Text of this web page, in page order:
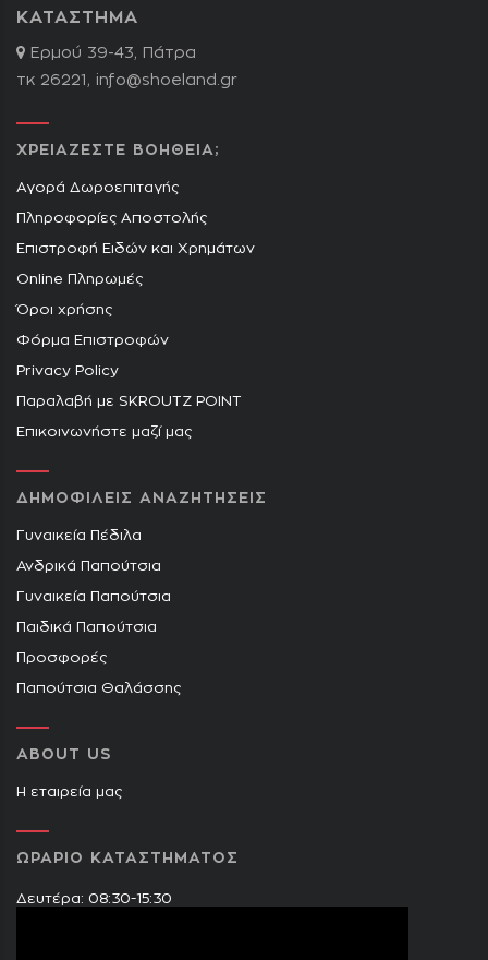
ΚΑΤΑΣΤΗΜΑ
Ερμού 39-43, Πάτρα
τκ 26221, info@shoeland.gr
ΧΡΕΙΑΖΕΣΤΕ ΒΟΗΘΕΙΑ;
Αγορά Δωροεπιταγής
Πληροφορίες Αποστολής
Επιστροφή Ειδών και Χρημάτων
Online Πληρωμές
Όροι χρήσης
Φόρμα Επιστροφών
Privacy Policy
Παραλαβή με SKROUTZ POINT
Επικοινωνήστε μαζί μας
ΔΗΜΟΦΙΛΕΙΣ ΑΝΑΖΗΤΗΣΕΙΣ
Γυναικεία Πέδιλα
Ανδρικά Παπούτσια
Γυναικεία Παπούτσια
Παιδικά Παπούτσια
Προσφορές
Παπούτσια Θαλάσσης
ABOUT US
Η εταιρεία μας
ΩΡΑΡΙΟ ΚΑΤΑΣΤΗΜΑΤΟΣ
Δευτέρα: 08:30-15:30